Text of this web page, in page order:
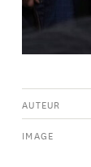
AUTEUR
IMAGE